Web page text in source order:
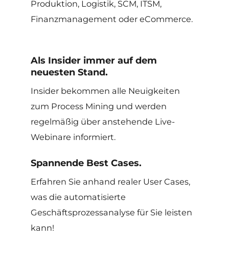
Produktion, Logistik, SCM, ITSM,
Finanzmanagement oder eCommerce.
Als Insider immer auf dem
neuesten Stand.
Insider bekommen alle Neuigkeiten
zum Process Mining und werden
regelmäßig über anstehende Live-
Webinare informiert.
Spannende Best Cases.
Erfahren Sie anhand realer User Cases,
was die automatisierte
Geschäftsprozessanalyse für Sie leisten
kann!